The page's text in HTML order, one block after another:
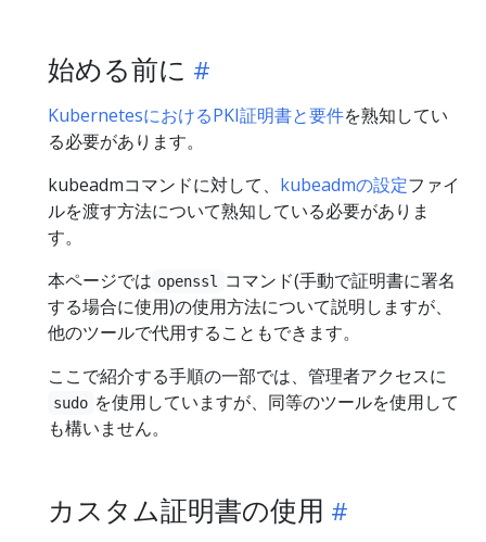
始める前に
KubernetesにおけるPKI証明書と要件を熟知してい
る必要があります。
kubeadmコマンドに対して、 kubeadmの設定ファイ
ルを渡す方法について熟知している必要がありま
す。
本ページでは openssl
コマンド(手動で証明書に署名
する場合に使用)の使用方法について説明しますが、
他のツールで代用することもできます。
ここで紹介する手順の一部では、管理者アクセスに
sudo を使用していますが、同等のツールを使用して
も構いません。
カスタム証明書の使用